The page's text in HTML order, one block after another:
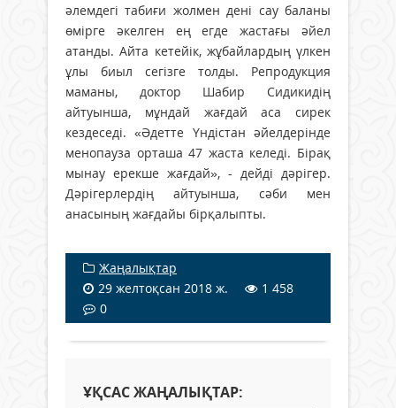
әлемдегі табиғи жолмен дені сау баланы
өмірге әкелген ең егде жастағы әйел
атанды. Айта кетейік, жұбайлардың үлкен
ұлы биыл сегізге толды. Репродукция
маманы, доктор Шабир Сидикидің
айтуынша, мұндай жағдай аса сирек
кездеседі. «Әдетте Үндістан әйелдерінде
менопауза орташа 47 жаста келеді. Бірақ
мынау ерекше жағдай», - дейді дәрігер.
Дәрігерлердің айтуынша, сәби мен
анасының жағдайы бірқалыпты.
Жаңалықтар
29 желтоқсан 2018 ж.
1 458
0
ҰҚСАС ЖАҢАЛЫҚТАР: